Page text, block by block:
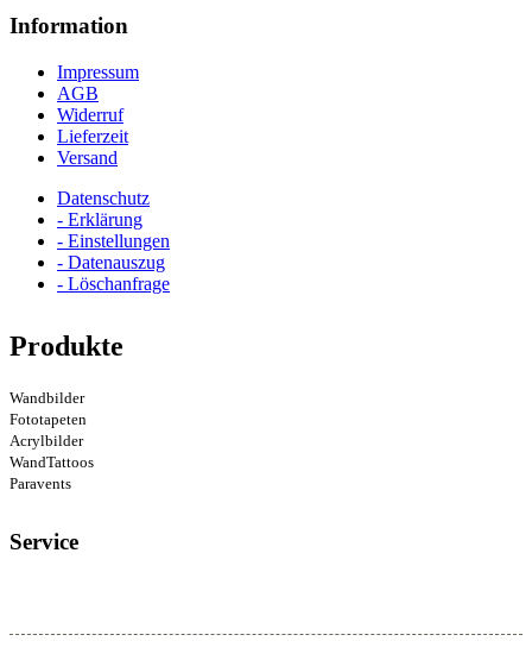
Information
Impressum
AGB
Widerruf
Lieferzeit
Versand
Datenschutz
- Erklärung
- Einstellungen
- Datenauszug
- Löschanfrage
Produkte
Wandbilder
Fototapeten
Acrylbilder
WandTattoos
Paravents
Service